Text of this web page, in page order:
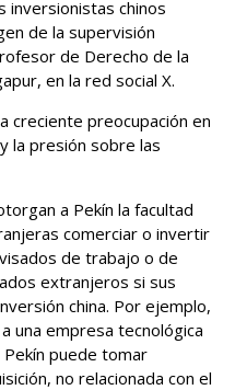
inversionistas chinos
de la supervisión
de Derecho de la
en la red social X.
creciente preocupación en
la presión sobre las
a Pekín la facultad
comerciar o invertir
de trabajo o ‌de
extranjeros si sus
china. Por ejemplo,
una empresa tecnológica
Pekín puede tomar
no relacionada con el